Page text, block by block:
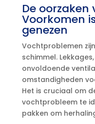
De
Voorkomen
genezen
Vochtproblemen
schimmel.​
onvoldoende
omstandigheden
Het is cruciaal om
vochtprobleem te
pakken om